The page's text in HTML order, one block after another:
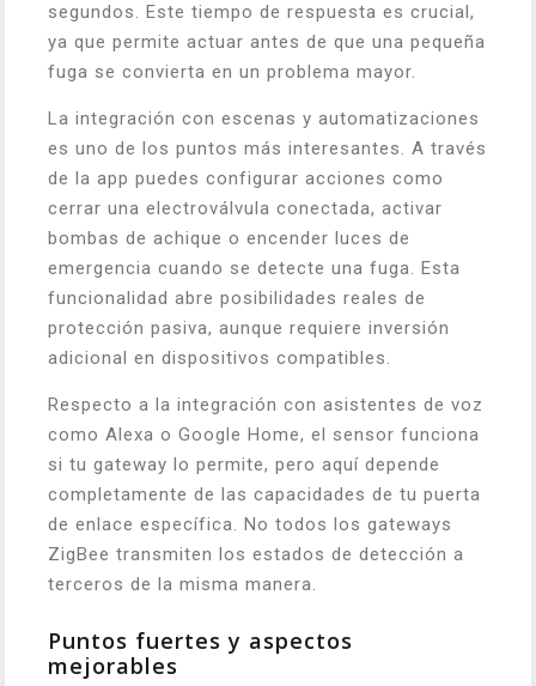
segundos. Este tiempo de respuesta es crucial,
ya que permite actuar antes de que una pequeña
fuga se convierta en un problema mayor.
La integración con escenas y automatizaciones
es uno de los puntos más interesantes. A través
de la app puedes configurar acciones como
cerrar una electroválvula conectada, activar
bombas de achique o encender luces de
emergencia cuando se detecte una fuga. Esta
funcionalidad abre posibilidades reales de
protección pasiva, aunque requiere inversión
adicional en dispositivos compatibles.
Respecto a la integración con asistentes de voz
como Alexa o Google Home, el sensor funciona
si tu gateway lo permite, pero aquí depende
completamente de las capacidades de tu puerta
de enlace específica. No todos los gateways
ZigBee transmiten los estados de detección a
terceros de la misma manera.
Puntos fuertes y aspectos
mejorables